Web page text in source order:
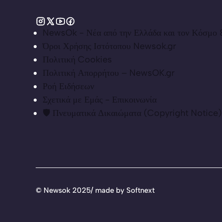
NewsOk - Νέα από την Ελλάδα και τον Κόσμο
Όροι Χρήσης Ιστότοπου Newsok.gr
Πολιτική Cookies
Πολιτική Απορρήτου – NewsOK.gr
Ροή Ειδήσεων
Σχετικά με Εμάς - Επικοινωνία
🛡️ Πνευματικά Δικαιώματα (Copyright Notice)
© Newsok 2025/ made by Softnext